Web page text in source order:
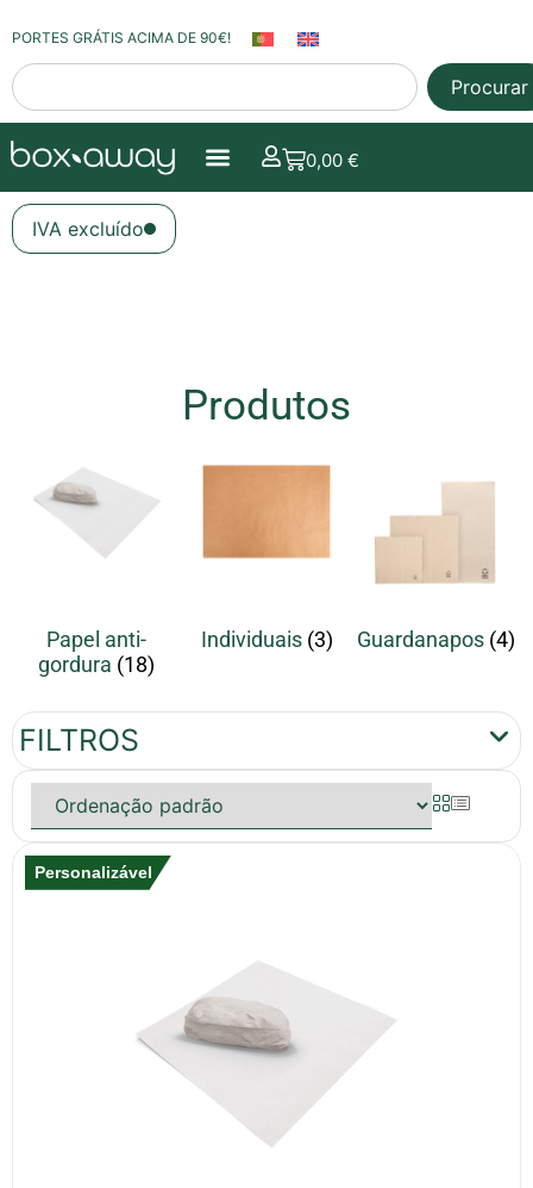
PORTES GRÁTIS ACIMA DE 90€!
Procurar
0,00€
IVA excluído
Produtos
Papel anti-
gordura (18)
Individuais (3) Guardanapos (4)
FILTROS
Personalizável